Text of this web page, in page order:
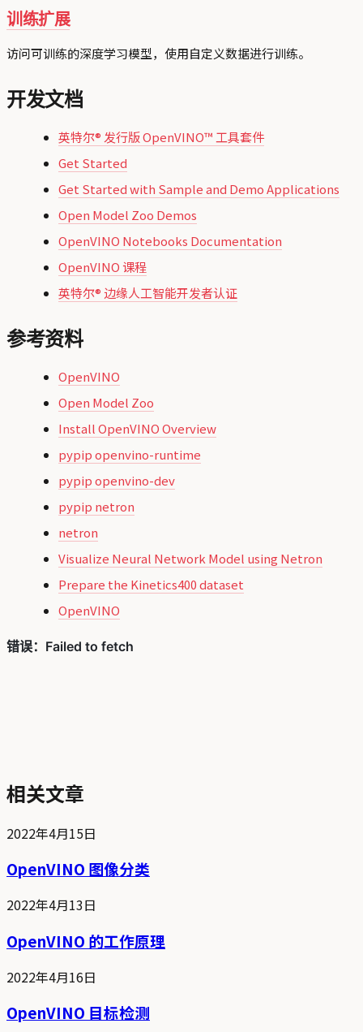
训练扩展
访问可训练的深度学习模型，使用自定义数据进行训练。
开发文档
英特尔® 发行版 OpenVINO™ 工具套件
Get Started
Get Started with Sample and Demo Applications
Open Model Zoo Demos
OpenVINO Notebooks Documentation
OpenVINO 课程
英特尔® 边缘人工智能开发者认证
参考资料
OpenVINO
Open Model Zoo
Install OpenVINO Overview
pypip openvino-runtime
pypip openvino-dev
pypip netron
netron
Visualize Neural Network Model using Netron
Prepare the Kinetics400 dataset
OpenVINO
相关文章
2022年4月15日
OpenVINO 图像分类
2022年4月13日
OpenVINO 的工作原理
2022年4月16日
OpenVINO 目标检测